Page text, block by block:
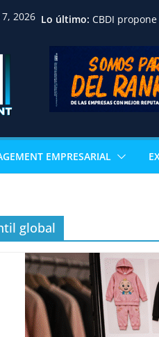
2026 Lo último: CBDI
familias,
jurídica y
inmobiliario
Huawei
académica de
internacional
IBCE revela
sostienen el
Nicaragua
consolida un
en
EMPRESARIAL
global